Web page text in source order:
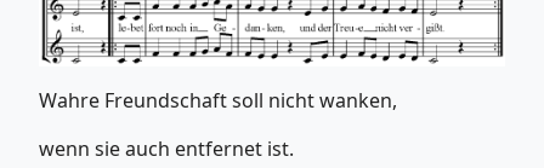
Wahre Freundschaft soll nicht wanken,
wenn sie auch entfernet ist.